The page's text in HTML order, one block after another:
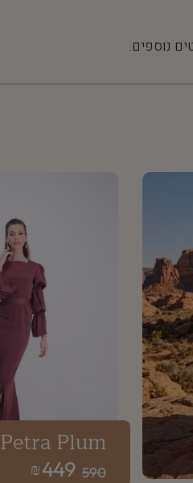
נוספים.
590
449
₪
Petra Plum